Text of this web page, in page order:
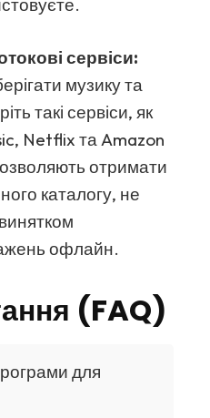
сервіси:
музику та
такі сервіси, як
Netflix та Amazon
отримати
каталогу, не
офлайн.
(FAQ)
для